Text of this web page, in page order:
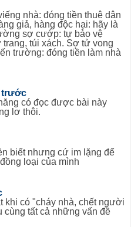
nhà: đóng tiền thuê dân
giả, hàng độc hại: hãy là
sợ cướp: tự bảo vệ
túi xách. Sợ tử vong
trường: đóng tiền làm nhà
trước
có đọc được bài này
lơ thôi.
biết nhưng cứ im lặng để
loại của mình
khi có "cháy nhà, chết người
tất cả những vấn đề